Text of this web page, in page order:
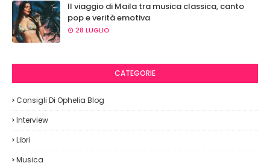
Il viaggio di Maila tra musica classica, canto
pop e verità emotiva
28 LUGLIO
CATEGORIE
Consigli Di Ophelia Blog
Interview
Libri
Musica